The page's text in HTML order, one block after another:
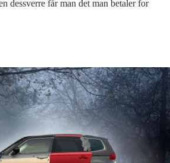
dessverre får man det man betaler for